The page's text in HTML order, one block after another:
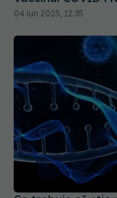
Ce trebuie să știe
Pericolul ascuns